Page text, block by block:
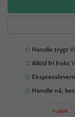
Handle trygt
Alltid fri frakt
Handle nå,